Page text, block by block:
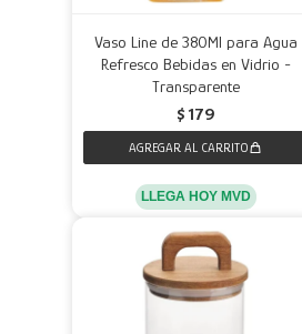
Vaso Line de 380Ml para Agua
Refresco Bebidas en Vidrio -
Transparente
$ 179
LLEGA HOY MVD